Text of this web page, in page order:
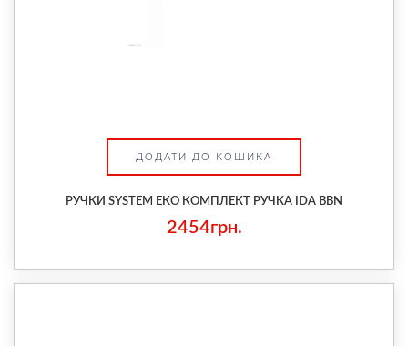
ДОДАТИ ДО КОШИКА
РУЧКИ SYSTEM ЕКО КОМПЛЕКТ РУЧКА IDA BBN
2454грн.